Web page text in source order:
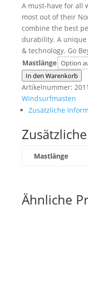
A must-have for all
most out of their
combine the best
durability. A
& technology. Go
Mastlänge
North
Ultimate
RDM
100%
Menge
In den Warenkorb
Artikelnummer:
Windsurfmasten
Zusätzliche
Mastlänge
Ähnliche